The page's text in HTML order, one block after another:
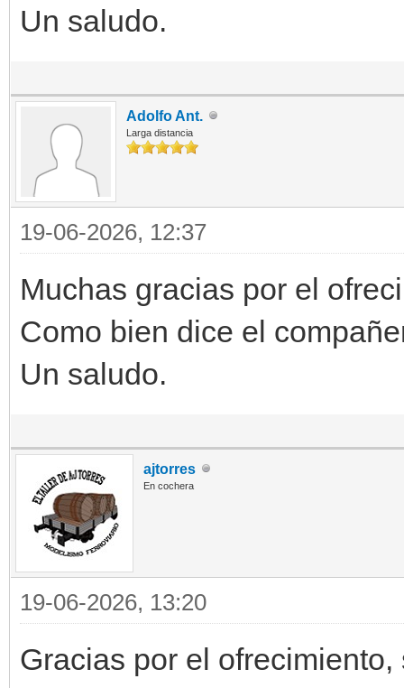
Un saludo.
Adolfo Ant.
Larga distancia
19-06-2026, 12:37
Muchas gracias por el
Como bien dice el
Un saludo.
ajtorres
En cochera
19-06-2026, 13:20
Gracias por el